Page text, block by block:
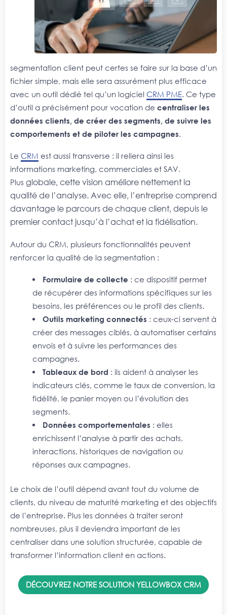
segmentation client peut certes se faire sur la base d’un
fichier simple, mais elle sera assurément plus efficace
avec un outil dédié tel qu’un logiciel CRM PME . Ce type
d’outil a précisément pour vocation de centraliser les
données clients, de créer des segments, de suivre les
comportements et de piloter les campagnes
Le CRM est aussi transverse : il reliera ainsi les
informations marketing, commerciales et SAV.
Plus globale, cette vision améliore nettement la
qualité de l’analyse. Avec elle, l’entreprise comprend
davantage le parcours de chaque client, depuis le
premier contact jusqu’à l’achat et la fidélisation.
Autour du CRM, plusieurs fonctionnalités peuvent
renforcer la qualité de la segmentation :
Formulaire de collecte : ce dispositif permet
de récupérer des informations spécifiques sur les
besoins, les préférences ou le profil des clients.
Outils marketing connectés : ceux-ci servent à
créer des messages ciblés, à automatiser certains
envois et à suivre les performances des
campagnes.
Tableaux de bord : ils aident à analyser les
indicateurs clés, comme le taux de conversion, la
fidélité, le panier moyen ou l’évolution des
segments.
Données comportementales : elles
enrichissent l’analyse à partir des achats,
interactions, historiques de navigation ou
réponses aux campagnes.
Le choix de l’outil dépend avant tout du volume de
clients, du niveau de maturité marketing et des objectifs
de l’entreprise. Plus les données à traiter seront
nombreuses, plus il deviendra important de les
centraliser dans une solution structurée, capable de
transformer l’information client en actions.
DÉCOUVREZ NOTRE SOLUTION YELLOWBOX CRM